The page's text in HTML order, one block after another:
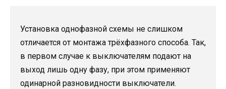
Установка однофазной схемы не слишком
отличается от монтажа трёхфазного способа. Так,
в первом случае к выключателям подают на
выход лишь одну фазу, при этом применяют
одинарной разновидности выключатели.